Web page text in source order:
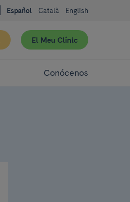
Español Català English
El Meu Clínic
Conócenos